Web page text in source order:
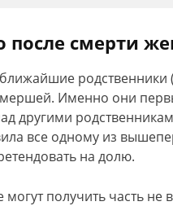
после смерти
родственники
Именно они
другими
все одному из
на долю.
получить часть